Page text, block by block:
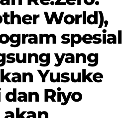
World),
spesial
yang
Yusuke
Riyo